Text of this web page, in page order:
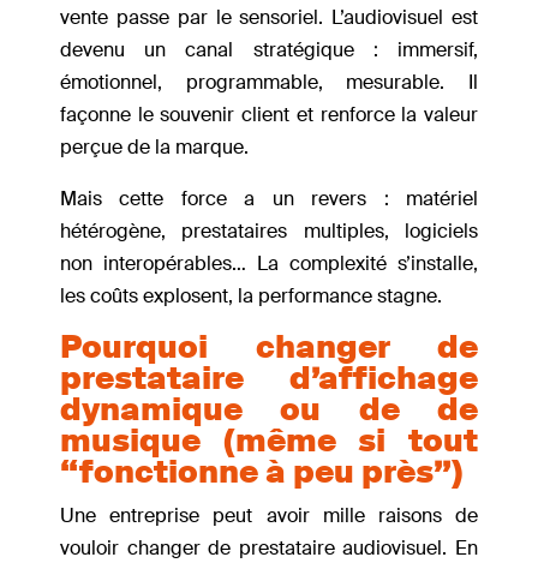
vente passe par le sensoriel. L’audiovisuel est
devenu un canal stratégique : immersif,
émotionnel, programmable, mesurable. Il
façonne le souvenir client et renforce la valeur
perçue de la marque.
Mais cette force a un revers :
matériel
hétérogène, prestataires multiples, logiciels
non interopérables… La complexité s’installe,
les coûts explosent, la performance stagne.
Pourquoi changer de
prestataire d’affichage
dynamique ou de de
musique (même si tout
“fonctionne à peu près”)
Une entreprise peut avoir mille raisons de
vouloir changer de prestataire audiovisuel. En